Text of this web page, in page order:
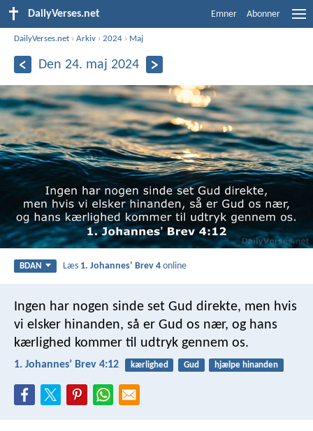
DailyVerses.net Emner Abonner
DailyVerses.net ›Arkiv ›2024 › Maj
Den 24. maj 2024
BDAN Læs 1. Johannesʼ Brev 4 online
Ingen har nogen sinde set Gud direkte, men hvis
vi elsker hinanden, så er Gud os nær, og hans
kærlighed kommer til udtryk gennem os.
1. Johannesʼ Brev 4:12 kærlighed Gud hjælpe hinanden